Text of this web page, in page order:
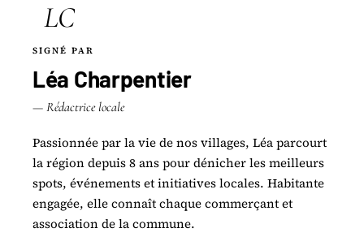
LC
SIGNÉ PAR
Léa Charpentier
— Rédactrice locale
Passionnée par la vie de nos villages, Léa parcourt
la région depuis 8 ans pour dénicher les meilleurs
spots, événements et initiatives locales. Habitante
engagée, elle connaît chaque commerçant et
association de la commune.